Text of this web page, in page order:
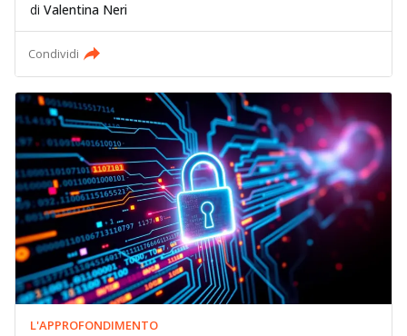
di Valentina Neri
Condividi
L'APPROFONDIMENTO